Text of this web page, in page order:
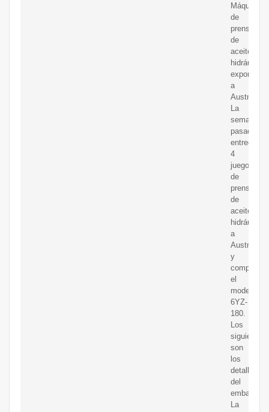
Máquina
de
prensa
de
aceite
hidráulico
exportada
a
Austria.
La
semana
pasada
4
juegos
de
prensas
de
aceite
hidráulico
a
Austria
y
compró
el
modelo
6YZ-
180.
Los
siguientes
son
los
detalles
del
embalaje.
La